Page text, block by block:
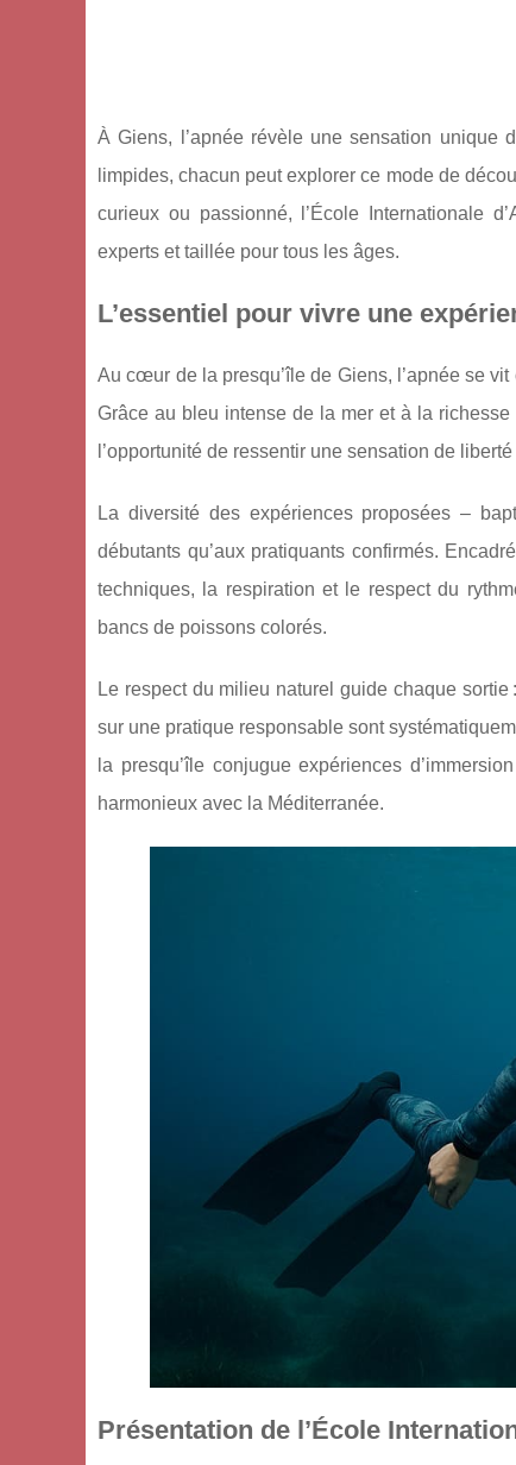
À Giens, l’apnée révèle une sensation unique
limpides, chacun peut explorer ce mode de
curieux ou passionné, l’École Internationale
experts et taillée pour tous les âges.
L’essentiel pour vivre une
Au cœur de la presqu’île de Giens, l’apnée se
Grâce au bleu intense de la mer et à la
l’opportunité de ressentir une sensation de
La diversité des expériences proposées –
débutants qu’aux pratiquants confirmés.
techniques, la respiration et le respect du
bancs de poissons colorés.
Le respect du milieu naturel guide chaque
sur une pratique responsable sont
la presqu’île conjugue expériences
harmonieux avec la Méditerranée.
Présentation de l’École